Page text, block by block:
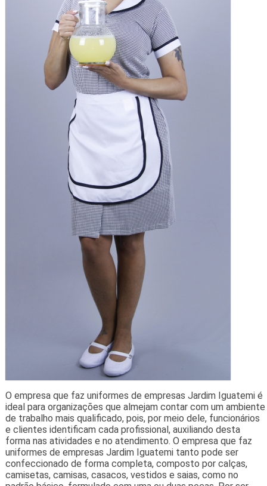
O empresa que faz uniformes de empresas Jardim Iguatemi é
ideal para organizações que almejam contar com um ambiente
de trabalho mais qualificado, pois, por meio dele, funcionários
e clientes identificam cada profissional, auxiliando desta
forma nas atividades e no atendimento. O empresa que faz
uniformes de empresas Jardim Iguatemi tanto pode ser
confeccionado de forma completa, composto por calças,
camisetas, camisas, casacos, vestidos e saias, como no